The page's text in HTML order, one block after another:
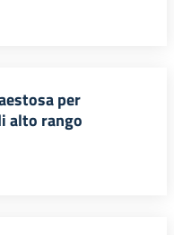
per
alto rango